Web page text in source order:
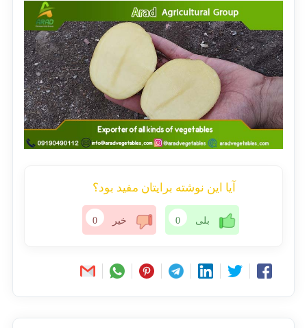
آیا این نوشته برایتان مفید بود؟
بلی 0 خیر 0